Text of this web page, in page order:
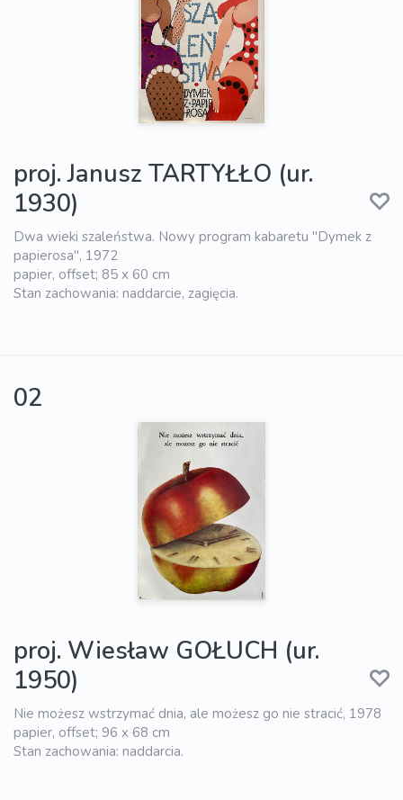
proj. Janusz TARTYŁŁO (ur.
1930)
Dwa wieki szaleństwa. Nowy program kabaretu "Dymek z
papierosa", 1972
papier, offset; 85 x 60 cm
Stan zachowania: naddarcie, zagięcia.
02
proj. Wiesław GOŁUCH (ur.
1950)
Nie możesz wstrzymać dnia, ale możesz go nie stracić, 1978
papier, offset; 96 x 68 cm
Stan zachowania: naddarcia.